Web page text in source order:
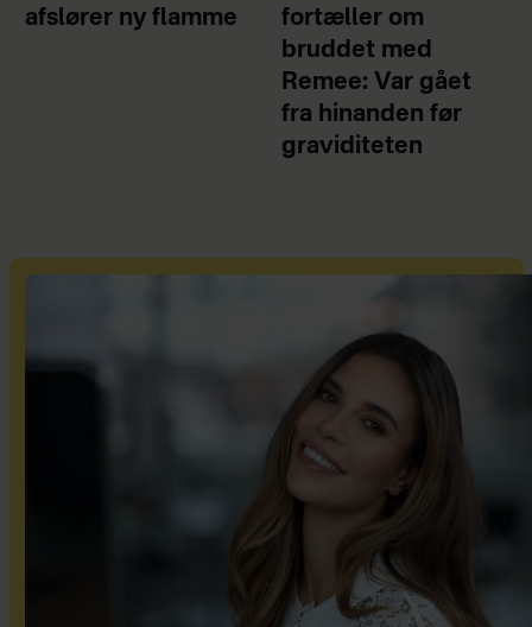
afslører ny flamme
fortæller om
bruddet med
Remee: Var gået
fra hinanden før
graviditeten